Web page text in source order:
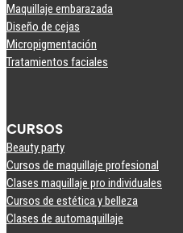
Maquillaje embarazada
Diseño de cejas
Micropigmentación
Tratamientos faciales
CURSOS
Beauty party
Cursos de maquillaje profesional
Clases maquillaje pro individuales
Cursos de estética y belleza
Clases de automaquillaje